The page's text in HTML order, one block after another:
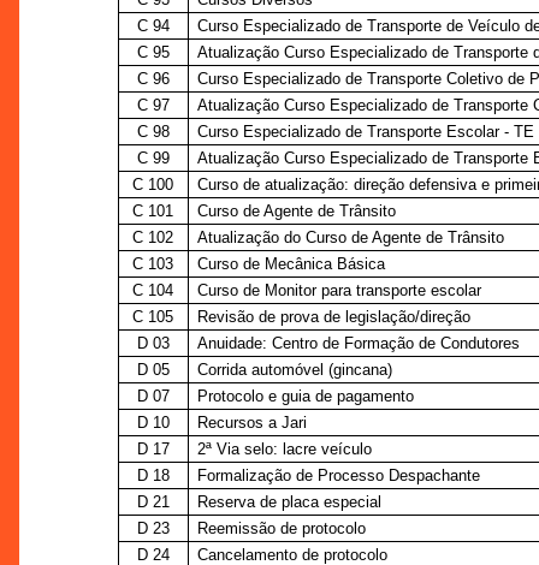
C 94
Curso Especializado de Transporte de Veículo
C 95
Atualização Curso Especializado de Transporte
C 96
Curso Especializado de Transporte Coletivo de
C 97
Atualização Curso Especializado de Transporte
C 98
Curso Especializado de Transporte Escolar - TE
C 99
Atualização Curso Especializado de Transporte
C 100
Curso de atualização: direção defensiva e
C 101
Curso de Agente de Trânsito
C 102
Atualização do Curso de Agente de Trânsito
C 103
Curso de Mecânica Básica
C 104
Curso de Monitor para transporte escolar
C 105
Revisão de prova de legislação/direção
D 03
Anuidade: Centro de Formação de Condutores
D 05
Corrida automóvel (gincana)
D 07
Protocolo e guia de pagamento
D 10
Recursos a Jari
D 17
2ª Via selo: lacre veículo
D 18
Formalização de Processo Despachante
D 21
Reserva de placa especial
D 23
Reemissão de protocolo
D 24
Cancelamento de protocolo